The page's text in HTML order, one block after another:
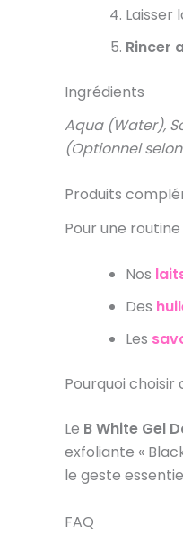
Laisser
Rincer
Ingrédients
Aqua (Water),
(Optionnel
Produits
Pour une
Nos
Des
Les
Pourquoi choisir
Le B White Gel
exfoliante «
le geste
FAQ